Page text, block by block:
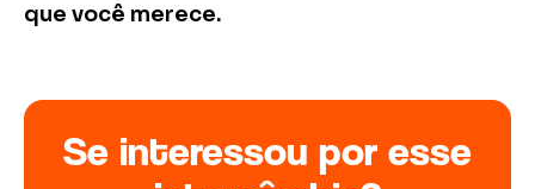
que você merece.
Se interessou por esse